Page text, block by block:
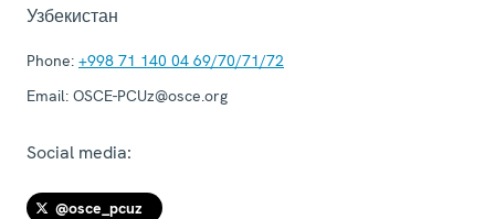
Узбекистан
Phone: +998 71 140 04 69/70/71/72
Email: OSCE-PCUz@osce.org
Social media:
@osce_pcuz